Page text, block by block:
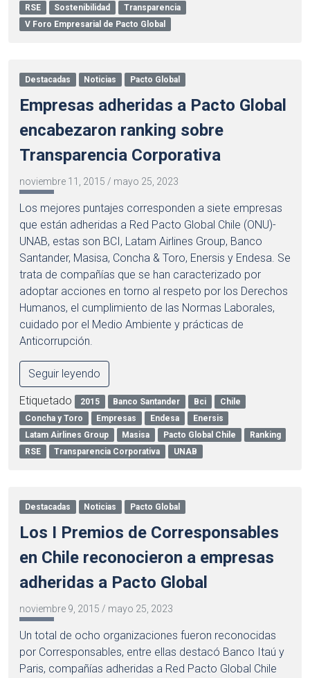
RSE
Sostenibilidad
Transparencia
V Foro Empresarial de Pacto Global
Destacadas Noticias Pacto Global
Empresas adheridas a Pacto Global
encabezaron ranking sobre
Transparencia Corporativa
noviembre 11, 2015 / mayo 25, 2023
Los mejores puntajes corresponden a siete empresas
que están adheridas a Red Pacto Global Chile (ONU)-
UNAB, estas son BCI, Latam Airlines Group, Banco
Santander, Masisa, Concha & Toro, Enersis y Endesa. Se
trata de compañías que se han caracterizado por
adoptar acciones en torno al respeto por los Derechos
Humanos, el cumplimiento de las Normas Laborales,
cuidado por el Medio Ambiente y prácticas de
Anticorrupción.
Seguir leyendo
Etiquetado 2015 Banco Santander Bci
Chile
Concha y Toro
Empresas Endesa
Enersis
Latam Airlines Group
Masisa Pacto Global Chile
Ranking
RSE
Transparencia Corporativa UNAB
Destacadas Noticias Pacto Global
Los I Premios de Corresponsables
en Chile reconocieron a empresas
adheridas a Pacto Global
noviembre 9, 2015 / mayo 25, 2023
Un total de ocho organizaciones fueron reconocidas
por Corresponsables, entre ellas destacó Banco Itaú y
Paris, compañías adheridas a Red Pacto Global Chile